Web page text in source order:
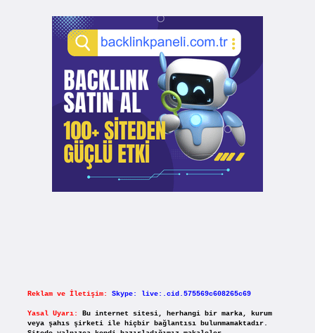
Reklam ve İletişim: Skype: live:.cid.575569c608265c69
Yasal Uyarı:
Bu internet sitesi, herhangi bir marka, kurum
veya şahıs şirketi ile hiçbir bağlantısı bulunmamaktadır.